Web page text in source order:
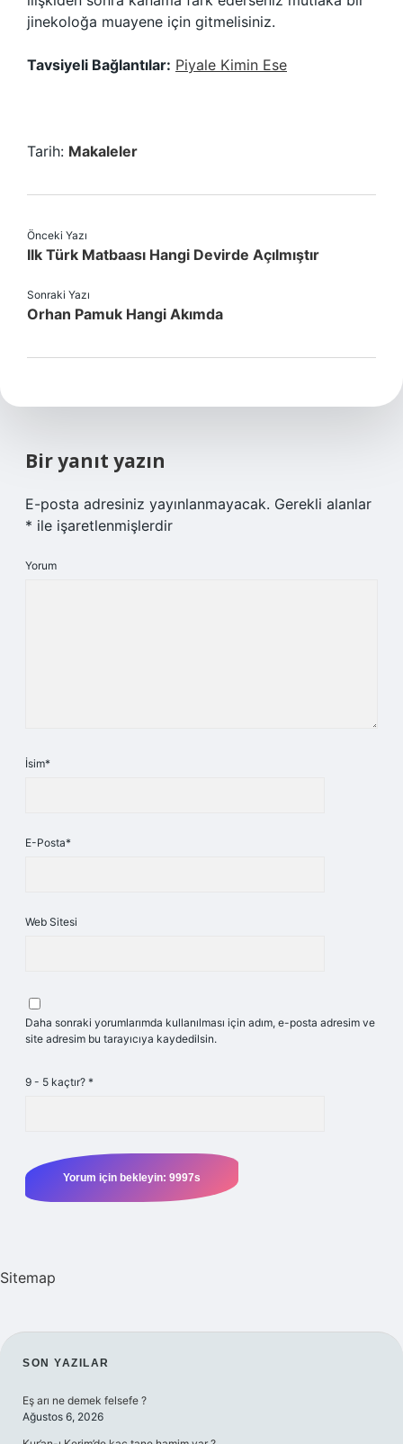
jinekoloğa muayene için gitmelisiniz.
Tavsiyeli Bağlantılar: Piyale Kimin Ese
Tarih: Makaleler
Önceki Yazı
Ilk Türk Matbaası Hangi Devirde Açılmıştır
Sonraki Yazı
Orhan Pamuk Hangi Akımda
Bir yanıt yazın
E-posta adresiniz yayınlanmayacak. Gerekli alanlar
* ile işaretlenmişlerdir
Yorum
İsim*
E-Posta*
Web Sitesi
Daha sonraki yorumlarımda kullanılması için adım, e-posta adresim ve
site adresim bu tarayıcıya kaydedilsin.
9 - 5 kaçtır? *
Sitemap
SIDEBAR
SON YAZILAR
Eş arı ne demek felsefe ?
Ağustos 6, 2026